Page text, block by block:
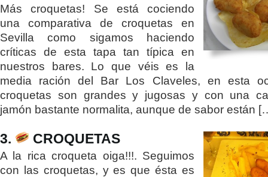
Más croquetas! Se está cociendo
una comparativa de croquetas en
Sevilla como sigamos haciendo
críticas de esta tapa tan típica en
nuestros bares. Lo que véis es la
media ración del Bar Los Claveles, en esta
croquetas son grandes y jugosas y con una
jamón bastante normalita, aunque de sabor están
3. CROQUETAS
A la rica croqueta oiga!!!. Seguimos
con las croquetas, y es que ésta es